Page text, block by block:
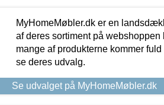
MyHomeMøbler.dk er en
af deres sortiment på
mange af produkterne kommer
se deres udvalg.
Se udvalget på MyHomeMøbler.dk